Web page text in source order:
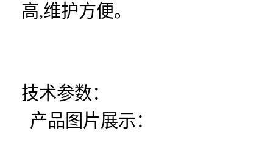
高,维护方便。
技术参数：
产品图片展示：